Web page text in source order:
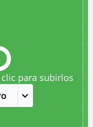
para subirlos